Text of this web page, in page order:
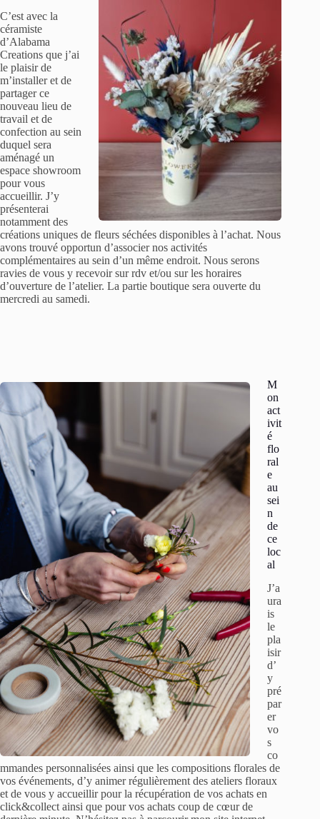
C’est avec la
céramiste
d’Alabama
Creations que j’ai
le plaisir de
m’installer et de
partager ce
nouveau lieu de
travail et de
confection au sein
duquel sera
aménagé un
espace showroom
pour vous
accueillir. J’y
présenterai
notamment des
créations uniques de fleurs séchées disponibles à l’achat. Nous
avons trouvé opportun d’associer nos activités
complémentaires au sein d’un même endroit. Nous serons
ravies de vous y recevoir sur rdv et/ou sur les horaires
d’ouverture de l’atelier. La partie boutique sera ouverte du
mercredi au samedi.
M
on
act
ivit
é
flo
ral
e
au
sei
n
de
ce
loc
al
J’a
ura
is
le
pla
isir
d’
y
pré
par
er
vo
s
co
mmandes personnalisées ainsi que les compositions florales de
vos événements, d’y animer régulièrement des ateliers floraux
et de vous y accueillir pour la récupération de vos achats en
click&collect ainsi que pour vos achats coup de cœur de